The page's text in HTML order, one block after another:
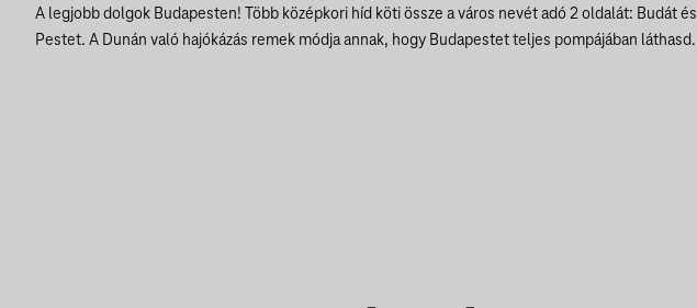
A legjobb dolgok Budapesten! Több középkori híd köti össze a város nevét adó 2 oldalát: Budát és
Pestet. A Dunán való hajókázás remek módja annak, hogy Budapestet teljes pompájában láthasd.